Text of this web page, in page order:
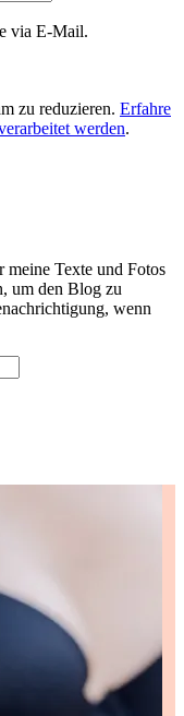
via E-Mail.
zu reduzieren. Erfahre
werden.
Texte und Fotos
um den Blog zu
wenn